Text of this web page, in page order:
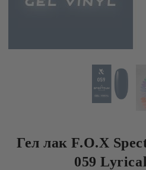
Гел лак F.O.X
059